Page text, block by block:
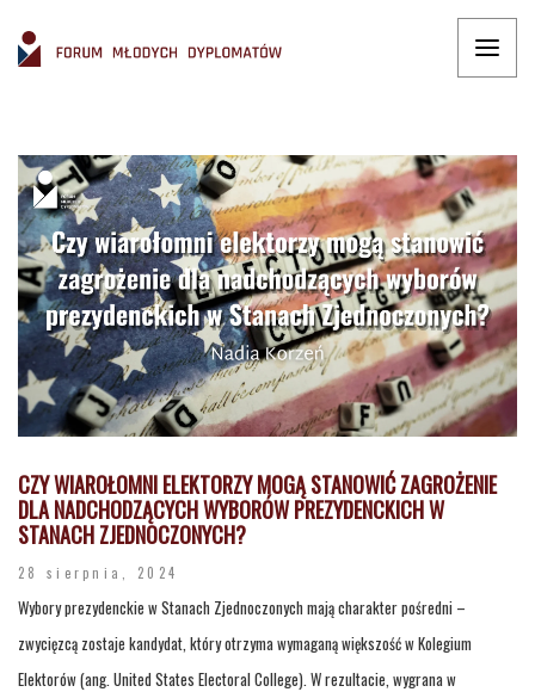
CZY WIAROŁOMNI ELEKTORZY MOGĄ STANOWIĆ ZAGROŻENIE
DLA NADCHODZĄCYCH WYBORÓW PREZYDENCKICH W
STANACH ZJEDNOCZONYCH?
28 sierpnia, 2024
Wybory prezydenckie w Stanach Zjednoczonych mają charakter pośredni –
zwycięzcą zostaje kandydat, który otrzyma wymaganą większość w Kolegium
Elektorów (ang. United States Electoral College). W rezultacie, wygrana w